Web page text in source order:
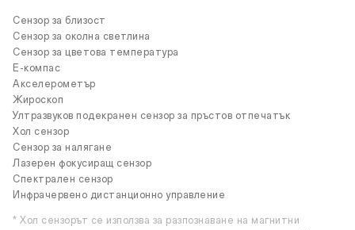
Сензор за близост
Сензор за околна светлина
Сензор за цветова температура
E-компас
Акселерометър
Жироскоп
Ултразвуков подекранен сензор за пръстов отпечатък
Хол сензор
Сензор за налягане
Лазерен фокусиращ сензор
Спектрален сензор
Инфрачервено дистанционно управление
* Хол сензорът се използва за разпознаване на магнитни